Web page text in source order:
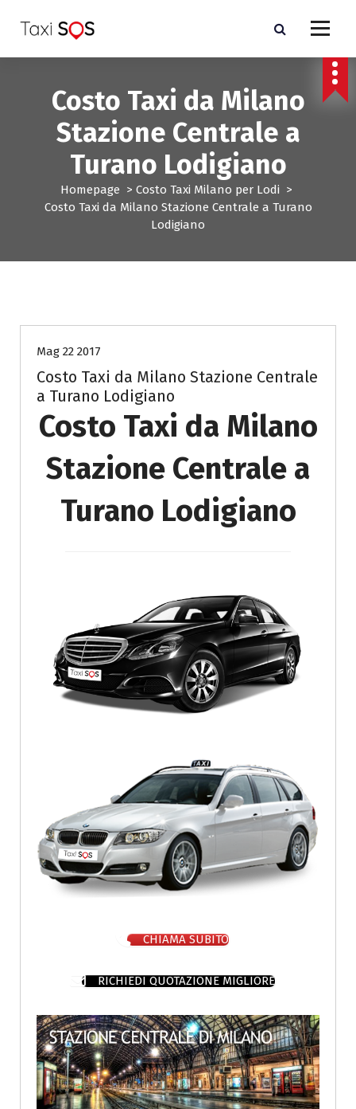
a
Costo Taxi da Milano
Stazione Centrale a
Turano Lodigiano
Homepage > Costo Taxi Milano per Lodi >
Costo Taxi da Milano Stazione Centrale a Turano
Lodigiano
Mag 22 2017
Costo Taxi da Milano Stazione Centrale
a Turano Lodigiano
Costo Taxi da Milano
Stazione Centrale a
Turano Lodigiano
CHIAMA SUBITO
RICHIEDI QUOTAZIONE MIGLIORE